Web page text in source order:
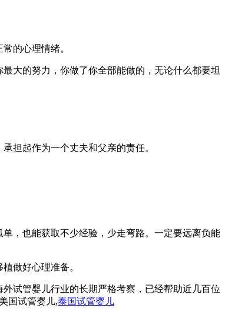
的心理情绪。
大的努力，你做了你全部能做的，无论什么都要坦
担起作为一个丈夫和父亲的责任。
，也能获取不少经验，少走弯路。一定要远离负能
做好心理准备。
试管婴儿行业的长期严格考察，已经帮助近几百位
国试管婴儿,泰国试管婴儿